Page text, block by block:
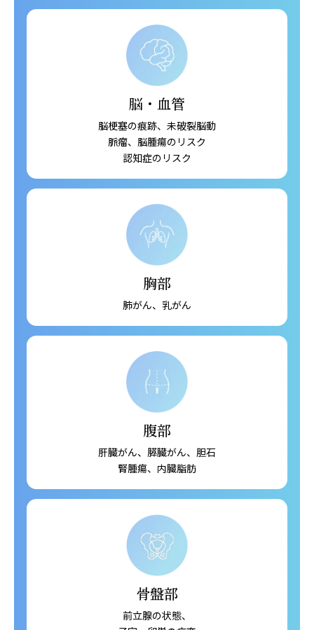
脳・血管
脳梗塞の痕跡、未破裂脳動
脈瘤、脳腫瘍のリスク
認知症のリスク
胸部
肺がん、乳がん
腹部
肝臓がん、膵臓がん、胆石
腎腫瘍、内臓脂肪
骨盤部
前立腺の状態、